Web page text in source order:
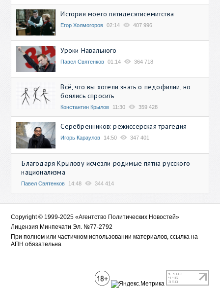
История моего пятидесятисемитства
Егор Холмогоров 02:14 407 996
Уроки Навального
Павел Святенков 01:14 364 718
Всё, что вы хотели знать о педофилии, но
боялись спросить
Константин Крылов 11:30 359 428
Серебренников: режиссерская трагедия
Игорь Караулов 14:50 347 401
Благодаря Крылову исчезли родимые пятна русского
национализма
Павел Святенков 14:48 344 414
Copyright © 1999-2025 «Агентство Политических Новостей»
Лицензия Минпечати Эл. №77-2792
При полном или частичном использовании материалов, ссылка на
АПН обязательна